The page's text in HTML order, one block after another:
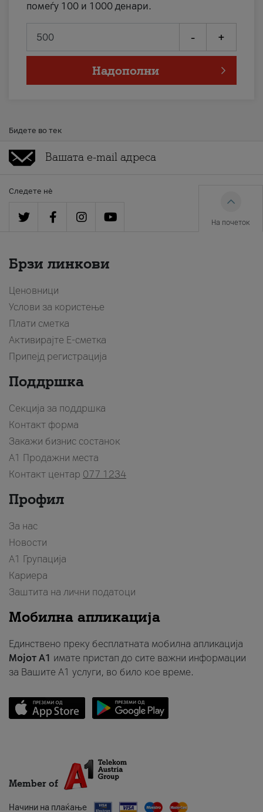
помеѓу 100 и 1000 денари.
- +
Надополни
Бидете во тек
Следете нè
На почеток
Брзи линкови
Ценовници
Услови за користење
Плати сметка
Активирајте Е-сметка
Припејд регистрација
Поддршка
Секција за поддршка
Контакт форма
Закажи бизнис состанок
A1 Продажни места
Контакт центар 077 1234
Профил
За нас
Новости
А1 Групација
Кариера
Заштита на лични податоци
Мобилна апликација
Единствено преку бесплатната мобилна апликација
Мојот A1 имате пристап до сите важни информации
за Вашите A1 услуги, во било кое време.
Member of
Начини на плаќање